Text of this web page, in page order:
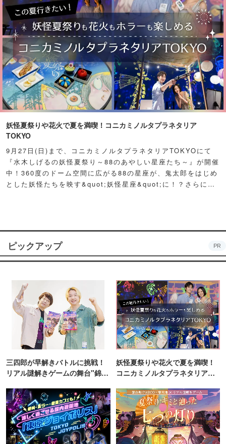
妖怪夏祭りや花火で夏を満喫！コニカミノルタプラネタリア
TOKYO
9月27日(日)まで、コニカミノルタプラネタリアTOKYOにて
『水木しげるの妖怪夏祭り～88のあやしい星座たち～』が開催
中！360度のドーム空間に広がる88の星座が、鬼太郎をはじめ
とした妖怪たちを映す&quot;妖怪星座&quot;に！？さらに例
ピックアップ PR
三四郎が早解きバトルに挑戦！
リアル謎解きゲームの舞台"錦糸
妖怪夏祭りや花火で夏を満喫！
コニカミノルタプラネタリア